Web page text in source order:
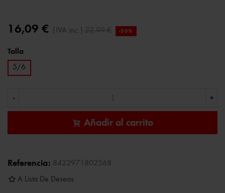
16,09 € (IVA inc.) 22,99 € -30%
Talla
5/6
- +
Añadir al carrito
Referencia: 8422971802568
A Lista De Deseos